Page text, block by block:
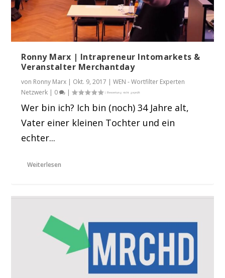
Hot am Freitag: Der Merchantday in
Hannover
Ronny Marx | Intrapreneur Intomarkets &
Veranstalter Merchantday
von Ronny Marx | Okt. 9, 2017 |WEN - Wortfilter Experten
Netzwerk | 0 |
Wer bin ich? Ich bin (noch) 34 Jahre alt,
Vater einer kleinen Tochter und ein
echter...
Weiterlesen